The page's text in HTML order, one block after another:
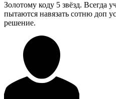
Золотому коду 5 звёзд. Всегда
пытаются навязать сотню доп
решение.